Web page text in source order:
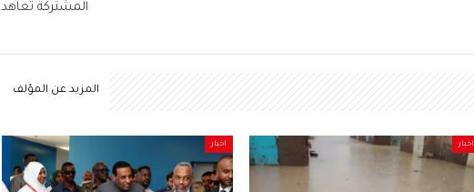
المشتركة تعاهد
المزيد عن المؤلف
اخبار اخبار